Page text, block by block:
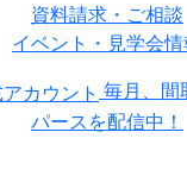
資料請求・ご相談
イベント・見学会情
毎月、間
パースを配信中！